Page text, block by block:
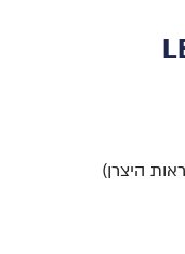
היצרן)